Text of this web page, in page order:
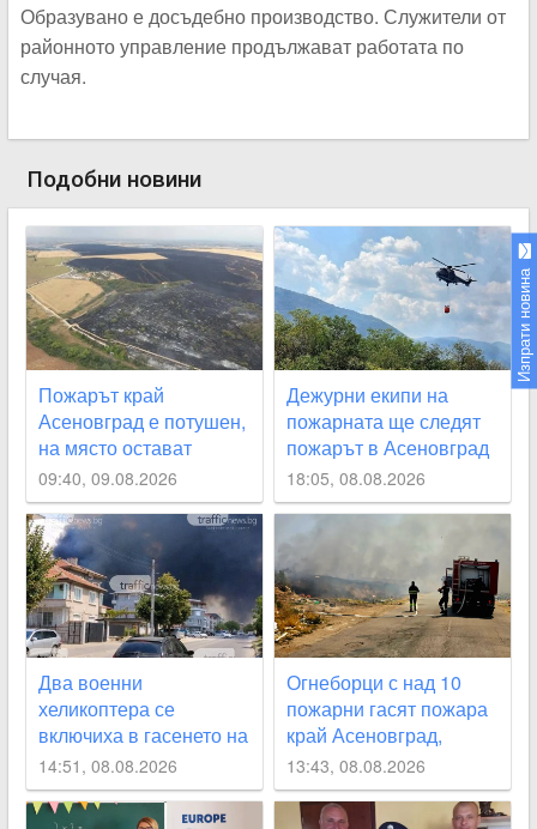
Образувано е досъдебно производство. Служители от
районното управление продължават работата по
случая.
Подобни новини
Пожарът край
Асеновград е потушен,
на място остават
дежурни огнеборци
09:40, 09.08.2026
Дежурни екипи на
пожарната ще следят
пожарът в Асеновград
да не пламне отново
18:05, 08.08.2026
Два военни
хеликоптера се
включиха в гасенето на
огъня над Асеновград,
засегнат е гробищния
парк СНИМКИ+ВИДЕО
14:51, 08.08.2026
Огнеборци с над 10
пожарни гасят пожара
край Асеновград,
затвориха
околовръстния път
СНИМКИ
13:43, 08.08.2026
Изпрати новина